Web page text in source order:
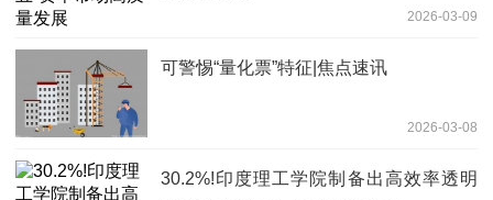
2026-03-09
可警惕“量化票”特征|焦点速讯
2026-03-08
30.2%!印度理工学院制备出高效率透明